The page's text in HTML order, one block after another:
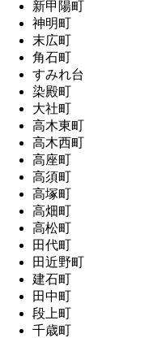
新甲陽町
神明町
末広町
角石町
すみれ台
染殿町
大社町
高木東町
高木西町
高座町
高須町
高塚町
高畑町
高松町
田代町
田近野町
建石町
田中町
段上町
千歳町